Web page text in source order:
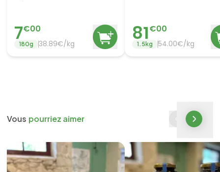
7€00
180g 38.89€/kg 81€00
1.5kg 54.00€/kg
Vous pourriez aimer